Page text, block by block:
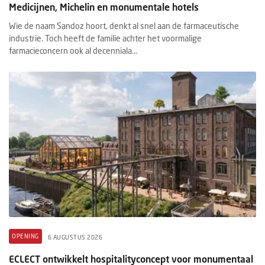
Medicijnen, Michelin en monumentale hotels
Wie de naam Sandoz hoort, denkt al snel aan de farmaceutische
industrie. Toch heeft de familie achter het voormalige
farmacieconcern ook al decenniala...
OPENING 6 AUGUSTUS 2026
ECLECT ontwikkelt hospitalityconcept voor monumentaal